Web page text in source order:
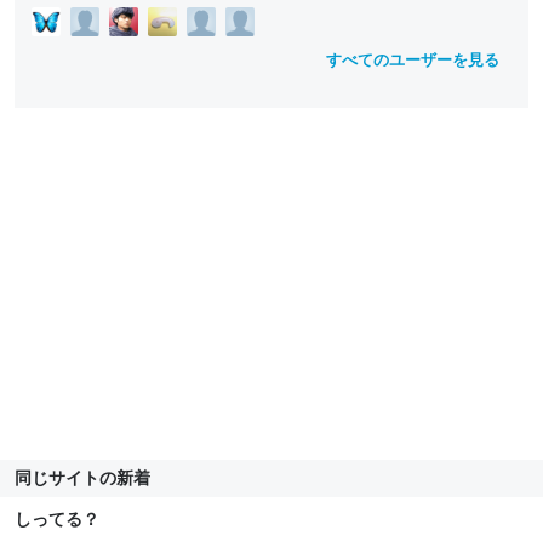
すべてのユーザーを見る
同じサイトの新着
しってる？